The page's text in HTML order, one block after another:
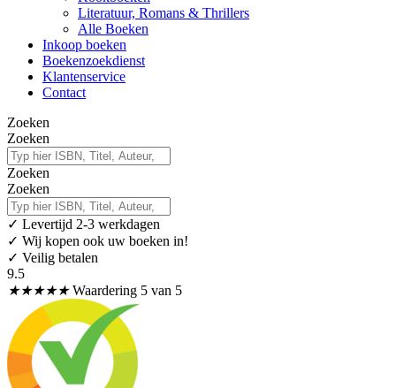
Literatuur, Romans & Thrillers
Alle Boeken
Inkoop boeken
Boekenzoekdienst
Klantenservice
Contact
Zoeken
Zoeken
Zoeken
Zoeken
✓ Levertijd 2-3 werkdagen
✓ Wij kopen ook uw boeken in!
✓ Veilig betalen
9.5
★★★★★ Waardering 5 van 5